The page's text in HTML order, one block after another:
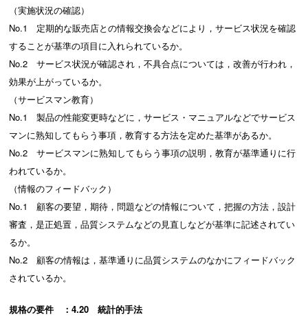
（実施状況の確認）
No.1 定期的な販売店との情報交換会などにより，サービス状況を確認
することが基準の項目に入れられているか。
No.2 サービス状況が確認され，不具合点については，改善が行われ，
効果が上がっているか。
（サービスマン教育）
No.1 製品の性能変更時などに，サービス・マニュアルなどでサービス
マンに熟知してもらう事項，教育する方法を定めた基準があるか。
No.2 サービスマンに熟知してもらう事項の説明，教育が基準通りに行
われているか。
（情報のフィードバック）
No.1 顧客の要望，期待，問題などの情報について，把握の方法，設計
審査，是正処置，品質システムなどの見直しなどが基準に記述されてい
るか。
No.2 顧客の情報は，基準通りに品質システムのなかにフィードバック
されているか。
規格の要件 ：4.20 統計的手法